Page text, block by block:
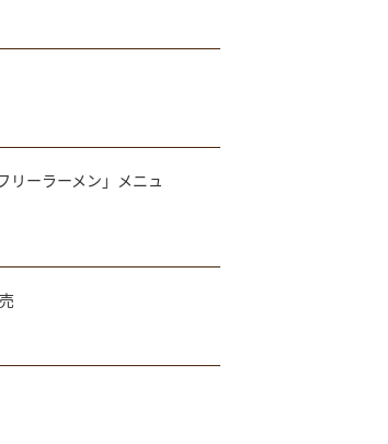
リーラーメン」メニュ